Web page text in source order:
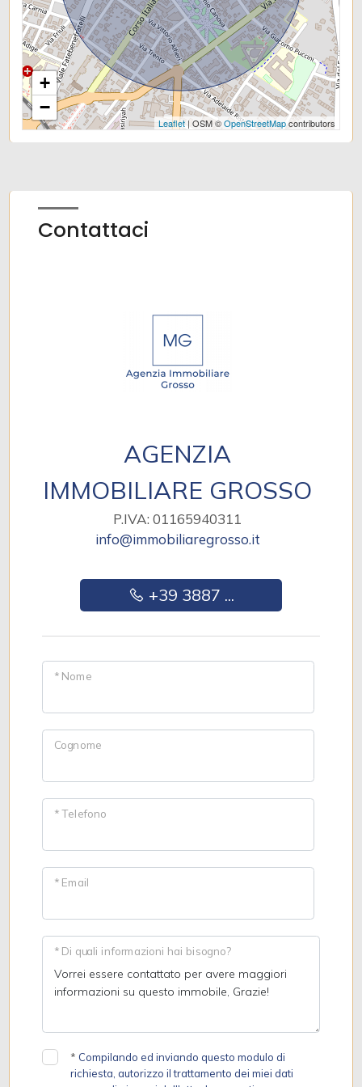
+
−
Leaflet| OSM ©OpenStreetMapcontributors
Contattaci
AGENZIA
IMMOBILIARE GROSSO
P.IVA: 01165940311
info@immobiliaregrosso.it
+39 3887 ...
* Nome
Cognome
* Telefono
* Email
* Di quali informazioni hai bisogno?
* Compilando ed inviando questo modulo di
richiesta, autorizzo il trattamento dei miei dati